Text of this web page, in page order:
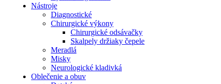
Nástroje
Diagnostické
Chirurgické výkony
Chirurgické odsávačky
Skalpely držiaky čepele
Meradlá
Misky
Neurologické kladivká
Oblečenie a obuv